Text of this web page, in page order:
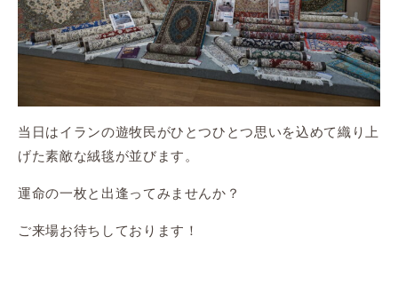
当日はイランの遊牧民がひとつひとつ思いを込めて織り上
げた素敵な絨毯が並びます。
運命の一枚と出逢ってみませんか？
ご来場お待ちしております！